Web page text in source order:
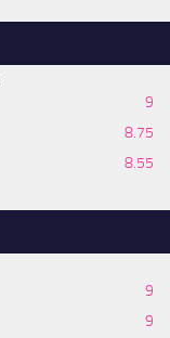
9
8.75
8.55
9
9